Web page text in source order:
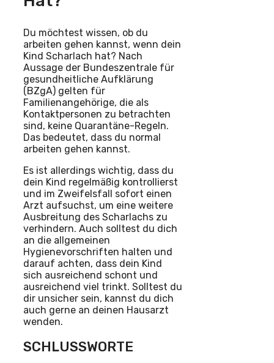
Du möchtest wissen, ob du
arbeiten gehen kannst, wenn dein
Kind Scharlach hat? Nach
Aussage der Bundeszentrale für
gesundheitliche Aufklärung
(BZgA) gelten für
Familienangehörige, die als
Kontaktpersonen zu betrachten
sind, keine Quarantäne-Regeln.
Das bedeutet, dass du normal
arbeiten gehen kannst.
Es ist allerdings wichtig, dass du
dein Kind regelmäßig kontrollierst
und im Zweifelsfall sofort einen
Arzt aufsuchst, um eine weitere
Ausbreitung des Scharlachs zu
verhindern. Auch solltest du dich
an die allgemeinen
Hygienevorschriften halten und
darauf achten, dass dein Kind
sich ausreichend schont und
ausreichend viel trinkt. Solltest du
dir unsicher sein, kannst du dich
auch gerne an deinen Hausarzt
wenden.
SCHLUSSWORTE